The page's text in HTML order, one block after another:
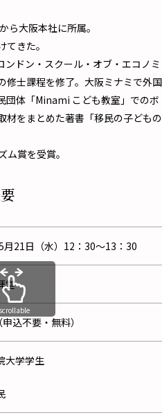
ら大阪本社に所属。
きた。
ドン・スクール・オブ・エコノミ
修士課程を修了。大阪ミナミで外国
団体「Minami こども教室」でのボ
材をまとめた著書「移民の子どもの
賞を受賞。
月21日（水）12：30～13：30
堂
込不要・無料）
大学学生
scrollable